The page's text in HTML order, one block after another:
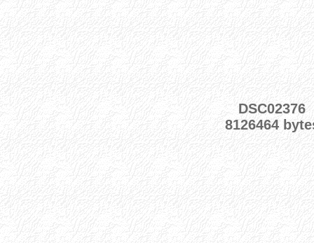
DSC02376
8126464